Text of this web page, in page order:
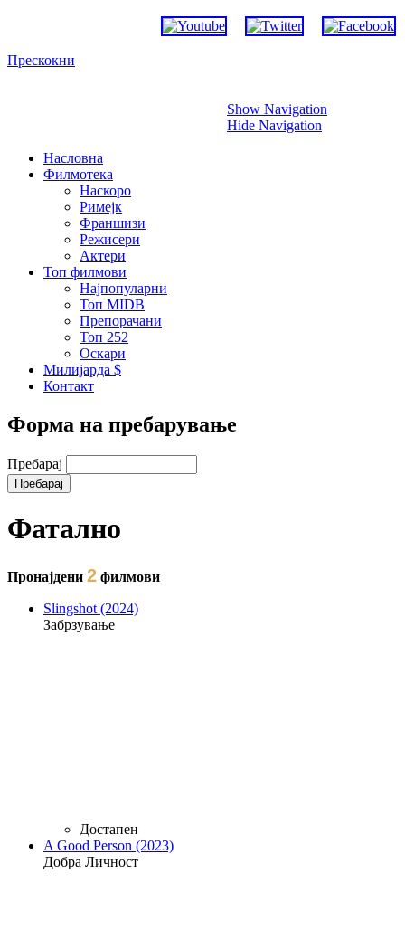
Прескокни
Show Navigation
Hide Navigation
Насловна
Филмотека
Наскоро
Римејк
Франшизи
Режисери
Актери
Топ филмови
Најпопуларни
Топ MIDB
Препорачани
Топ 252
Оскари
Милијарда $
Контакт
Форма на пребарување
Пребарај
Фатално
Пронајдени 2 филмови
Slingshot (2024)
Забрзување
Достапен
A Good Person (2023)
Добра Личност